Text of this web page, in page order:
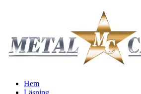
Hem
Läsning